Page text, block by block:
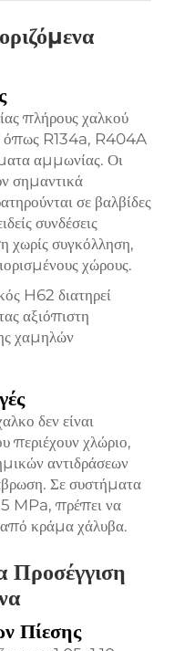
πλήρους χαλκού
όπως R134a, R404A
αμμωνίας. Οι
σημαντικά
σε βαλβίδες
συνδέσεις
χωρίς συγκόλληση,
χώρους.
H62 διατηρεί
αξιόπιστη
χαμηλών
δεν είναι
περιέχουν χλώριο,
αντιδράσεων
Σε συστήματα
MPa, πρέπει να
από κράμα χάλυβα.
Προσέγγιση
Πίεσης